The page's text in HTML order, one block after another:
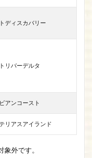
ディスカバリー
リバーデルタ
アンコースト
リアスアイランド
象外です。